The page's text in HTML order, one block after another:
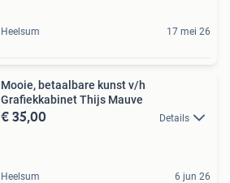
Heelsum 17 mei 26
Mooie, betaalbare kunst v/h
Grafiekkabinet Thijs Mauve
€ 35,00 Details
Heelsum 6 jun 26